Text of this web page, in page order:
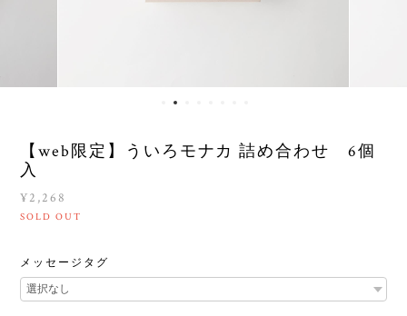
【web限定】ういろモナカ 詰め合わせ 6個
入
¥2,268
SOLD OUT
メッセージタグ